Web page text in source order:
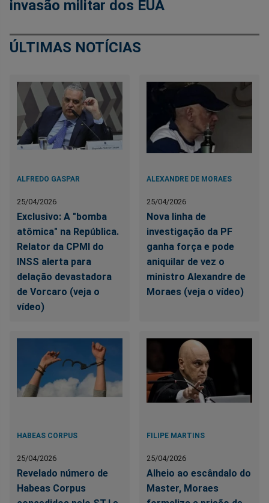
invasão militar dos EUA
ÚLTIMAS NOTÍCIAS
ALFREDO GASPAR
25/04/2026
Exclusivo: A "bomba
atômica" na República.
Relator da CPMI do
INSS alerta para
delação devastadora
de Vorcaro (veja o
vídeo)
ALEXANDRE DE MORAES
25/04/2026
Nova linha de
investigação da PF
ganha força e pode
aniquilar de vez o
ministro Alexandre de
Moraes (veja o vídeo)
HABEAS CORPUS
25/04/2026
Revelado número de
Habeas Corpus
FILIPE MARTINS
25/04/2026
Alheio ao escândalo do
Master, Moraes